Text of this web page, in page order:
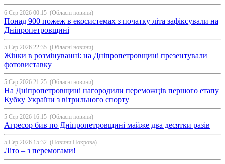
6 Сер 2026 00:15 (Обласні новини)
Понад 900 пожеж в екосистемах з початку літа зафіксували на
Дніпропетровщині
5 Сер 2026 22:35 (Обласні новини)
Жінки в розмінуванні: на Дніпропетровщині презентували
фотовиставку
5 Сер 2026 21:25 (Обласні новини)
На Дніпропетровщині нагородили переможців першого етапу
Кубку України з вітрильного спорту
5 Сер 2026 16:15 (Обласні новини)
Агресор бив по Дніпропетровщині майже два десятки разів
5 Сер 2026 15:32 (Новини Покрова)
Літо – з перемогами!